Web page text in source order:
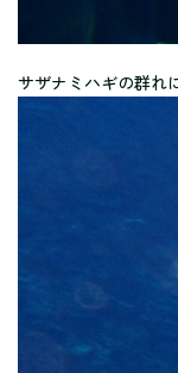
サザナミハギの群れ